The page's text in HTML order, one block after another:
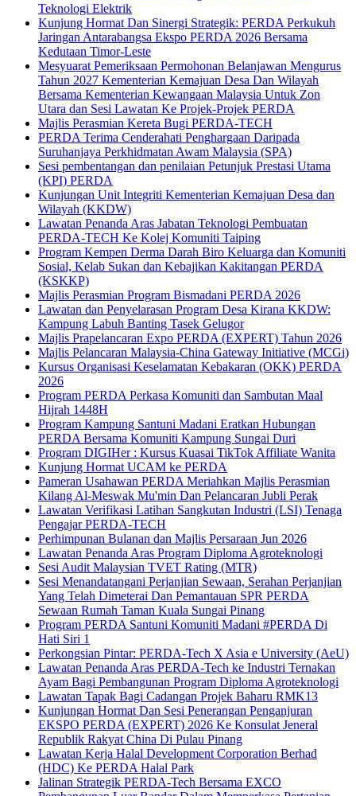
Teknologi Elektrik
Kunjung Hormat Dan Sinergi Strategik: PERDA Perkukuh
Jaringan Antarabangsa Ekspo PERDA 2026 Bersama
Kedutaan Timor-Leste
Mesyuarat Pemeriksaan Permohonan Belanjawan Mengurus
Tahun 2027 Kementerian Kemajuan Desa Dan Wilayah
Bersama Kementerian Kewangaan Malaysia Untuk Zon
Utara dan Sesi Lawatan Ke Projek-Projek PERDA
Majlis Perasmian Kereta Bugi PERDA-TECH
PERDA Terima Cenderahati Penghargaan Daripada
Suruhanjaya Perkhidmatan Awam Malaysia (SPA)
Sesi pembentangan dan penilaian Petunjuk Prestasi Utama
(KPI) PERDA
Kunjungan Unit Integriti Kementerian Kemajuan Desa dan
Wilayah (KKDW)
Lawatan Penanda Aras Jabatan Teknologi Pembuatan
PERDA-TECH Ke Kolej Komuniti Taiping
Program Kempen Derma Darah Biro Keluarga dan Komuniti
Sosial, Kelab Sukan dan Kebajikan Kakitangan PERDA
(KSKKP)
Majlis Perasmian Program Bismadani PERDA 2026
Lawatan dan Penyelarasan Program Desa Kirana KKDW:
Kampung Labuh Banting Tasek Gelugor
Majlis Prapelancaran Expo PERDA (EXPERT) Tahun 2026
Majlis Pelancaran Malaysia-China Gateway Initiative (MCGi)
Kursus Organisasi Keselamatan Kebakaran (OKK) PERDA
2026
Program PERDA Perkasa Komuniti dan Sambutan Maal
Hijrah 1448H
Program Kampung Santuni Madani Eratkan Hubungan
PERDA Bersama Komuniti Kampung Sungai Duri
Program DIGIHer : Kursus Kuasai TikTok Affiliate Wanita
Kunjung Hormat UCAM ke PERDA
Pameran Usahawan PERDA Meriahkan Majlis Perasmian
Kilang Al-Meswak Mu'min Dan Pelancaran Jubli Perak
Lawatan Verifikasi Latihan Sangkutan Industri (LSI) Tenaga
Pengajar PERDA-TECH
Perhimpunan Bulanan dan Majlis Persaraan Jun 2026
Lawatan Penanda Aras Program Diploma Agroteknologi
Sesi Audit Malaysian TVET Rating (MTR)
Sesi Menandatangani Perjanjian Sewaan, Serahan Perjanjian
Yang Telah Dimeterai Dan Pemantauan SPR PERDA
Sewaan Rumah Taman Kuala Sungai Pinang
Program PERDA Santuni Komuniti Madani #PERDA Di
Hati Siri 1
Perkongsian Pintar: PERDA-Tech X Asia e University (AeU)
Lawatan Penanda Aras PERDA-Tech ke Industri Ternakan
Ayam Bagi Pembangunan Program Diploma Agroteknologi
Lawatan Tapak Bagi Cadangan Projek Baharu RMK13
Kunjungan Hormat Dan Sesi Penerangan Penganjuran
EKSPO PERDA (EXPERT) 2026 Ke Konsulat Jeneral
Republik Rakyat China Di Pulau Pinang
Lawatan Kerja Halal Development Corporation Berhad
(HDC) Ke PERDA Halal Park
Jalinan Strategik PERDA-Tech Bersama EXCO